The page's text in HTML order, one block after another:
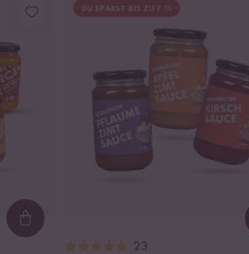
Loading...
DU SPARST BIS ZU 7 %
23